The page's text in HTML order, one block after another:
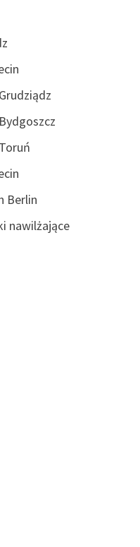
Berlin
nawilżające